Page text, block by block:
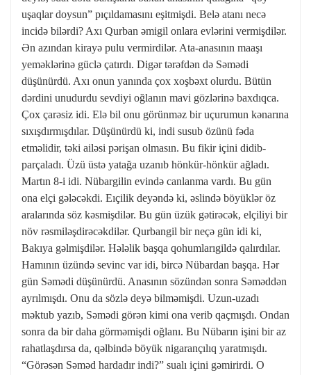
uşaqlar doysun” pıçıldamasını eşitmişdi. Belə atanı necə
incidə bilərdi? Axı Qurban əmigil onlara evlərini vermişdilər.
Ən azından kirayə pulu vermirdilər. Ata-anasının maaşı
yeməklərinə güclə çatırdı. Digər tərəfdən də Səmədi
düşünürdü. Axı onun yanında çox xoşbəxt olurdu. Bütün
dərdini unudurdu sevdiyi oğlanın mavi gözlərinə baxdıqca.
Çox çarəsiz idi. Elə bil onu görünməz bir uçurumun kənarına
sıxışdırmışdılar. Düşünürdü ki, indi susub özünü fəda
etməlidir, təki ailəsi pərişan olmasın. Bu fikir içini didib-
parçaladı. Üzü üstə yatağa uzanıb hönkür-hönkür ağladı.
Martın 8-i idi. Nübargilin evində canlanma vardı. Bu gün
ona elçi gələcəkdi. Eıçilik deyəndə ki, əslində böyüklər öz
aralarında söz kəsmişdilər. Bu gün üzük gətirəcək, elçiliyi bir
növ rəsmiləşdirəcəkdilər. Qurbangil bir neçə gün idi ki,
Bakıya gəlmişdilər. Hələlik başqa qohumlarıgildə qalırdılar.
Hamının üzündə sevinc var idi, bircə Nübardan başqa. Hər
gün Səmədi düşünürdü. Anasının sözündən sonra Səməddən
ayrılmışdı. Onu da sözlə deyə bilməmişdi. Uzun-uzadı
məktub yazıb, Səmədi görən kimi ona verib qaçmışdı. Ondan
sonra da bir daha görməmişdi oğlanı. Bu Nübarın işini bir az
rahatlaşdırsa da, qəlbində böyük nigarançılıq yaratmışdı.
“Görəsən Səməd hardadır indi?” sualı içini gəmirirdi. O